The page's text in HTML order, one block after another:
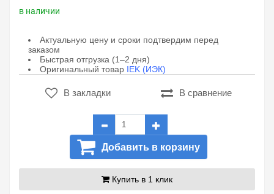
в наличии
Актуальную цену и сроки подтвердим перед
заказом
Быстрая отгрузка (1–2 дня)
Оригинальный товар IEK (ИЭК)
В закладки В сравнение
Добавить в корзину
Купить в 1 клик